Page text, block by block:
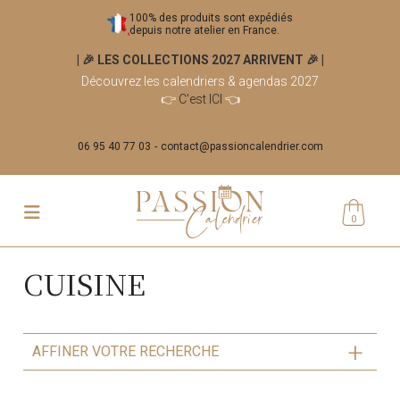
100% des produits sont expédiés
depuis notre atelier en France.
| 🎉 LES COLLECTIONS 2027 ARRIVENT 🎉
Découvrez les calendriers & agendas 2027
👉 C'est ICI 👈
06 95 40 77 03 contact@passioncalendrier.com
0
CUISINE
AFFINER VOTRE RECHERCHE